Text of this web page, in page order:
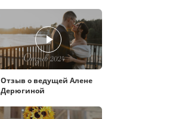
Отзыв о ведущей Алене
Дерюгиной